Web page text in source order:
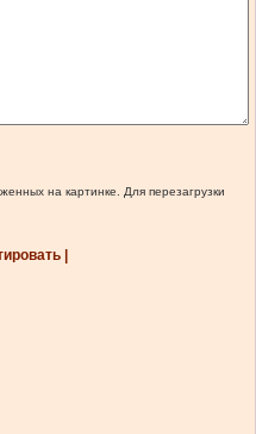
на картинке. Для перезагрузки
|